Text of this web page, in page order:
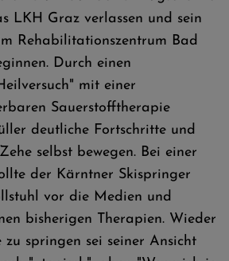
LKH Graz verlassen und sein
Rehabilitationszentrum Bad
Durch einen
mit einer
Sauerstofftherapie
deutliche Fortschritte und
selbst bewegen. Bei einer
der Kärntner Skispringer
vor die Medien und
bisherigen Therapien. Wieder
zu springen sei seiner Ansicht